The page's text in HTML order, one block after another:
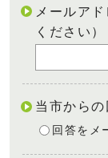
メールア
ください）
当市から
回答をメ